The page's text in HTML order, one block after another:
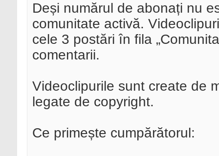
Deși numărul de abonați nu
comunitate activă.
cele 3 postări în fila
comentarii.
Videoclipurile sunt create de
legate de copyright.
Ce primește cumpărătorul: